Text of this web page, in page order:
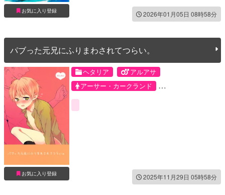
お気に入り登録 2026年01月05日 08時58分
パブった元兄にふりまわされてつらい。
お気に入り登録
ヘタリア
アルアサ
アーサー・カークランド
2025年11月29日 05時58分